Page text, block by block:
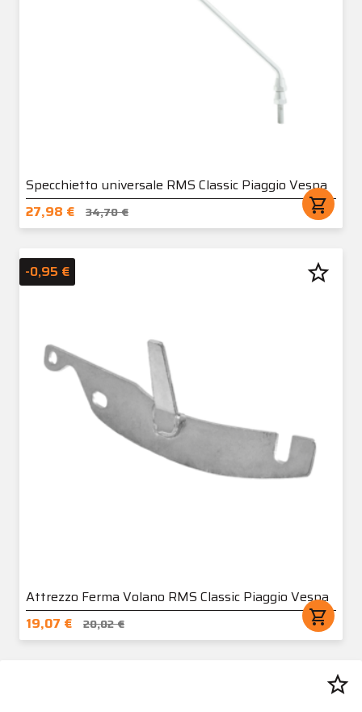
Specchietto universale RMS Classic Piaggio Vespa
27,98 €
34,70 € shopping_cart
Attrezzo Ferma Volano RMS Classic Piaggio Vespa
19,07 €
20,02 € shopping_cart
-0,95 € star_border
star_border